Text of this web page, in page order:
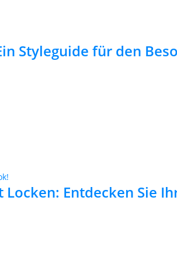
Styleguide für den
Entdecken Sie